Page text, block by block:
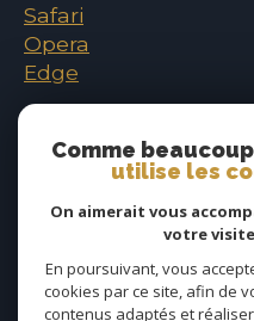
Safari
Opera
Edge
Comme
utilise les
On aimerait vous
votre
En poursuivant, vous
cookies par ce site, afin de
contenus adaptés et